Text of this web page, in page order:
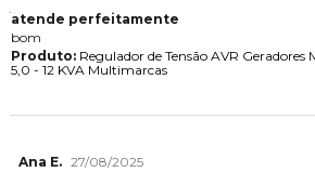
atende perfeitamente
bom
Produto:Regulador de Tensão AVR Geradores
5,0 - 12 KVA Multimarcas
Ana E. 27/08/2025